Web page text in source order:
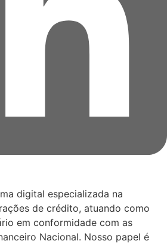
digital especializada na
de crédito, atuando como
em conformidade com as
Nacional. Nosso papel é